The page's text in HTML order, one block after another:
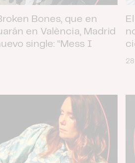
Bones, que en
en València, Madrid
single: “Mess I